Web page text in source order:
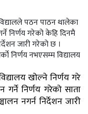
पठन पाठन थालेका
निर्णय गरेको केहि दिनमै
जारी गरेको छ ।
निर्णय नभएसम्म विद्यालय
खोल्ने निर्णय गरे
गर्ने निर्णय गरेको साता
नगर्न निर्देशन जारी